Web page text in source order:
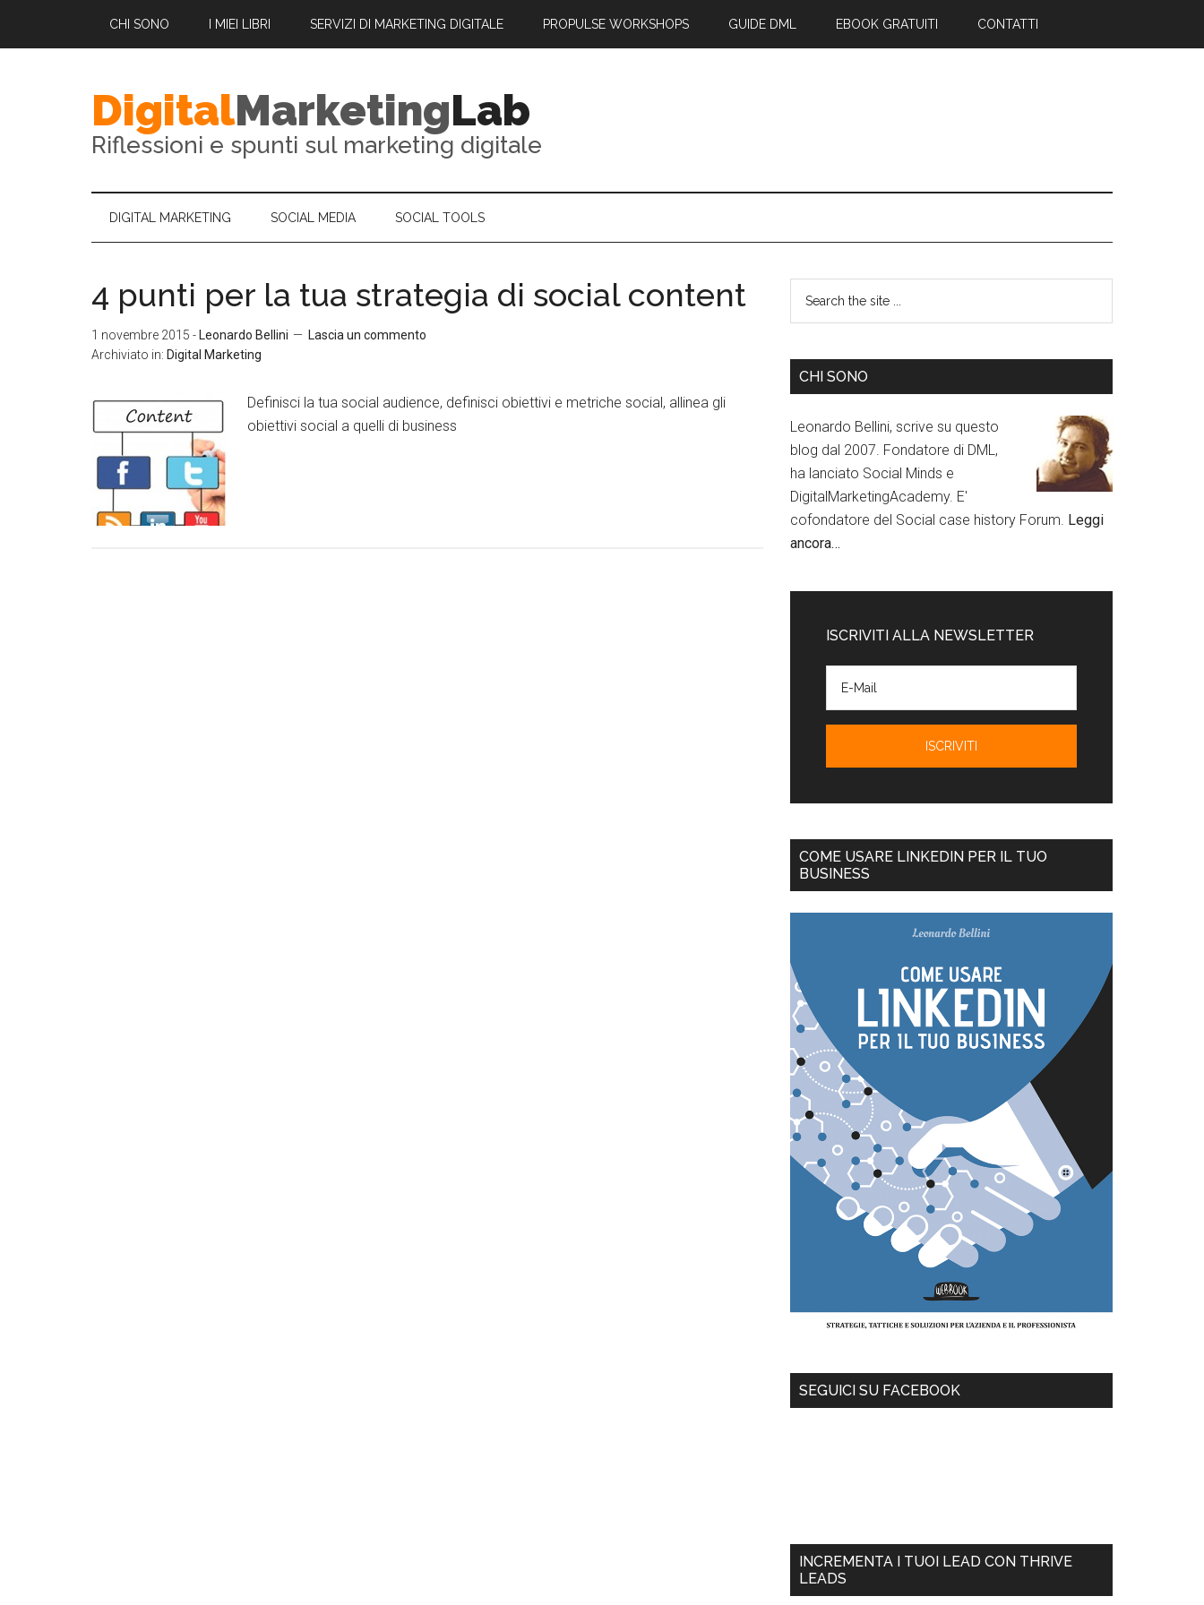
CHI SONO I MIEI LIBRI SERVIZI DI MARKETING DIGITALE PROPULSE WORKSHOPS GUIDE DML EBOOK GRATUITI CONTATTI
DigitalMarketingLab
Riflessioni e spunti sul marketing digitale
DIGITAL MARKETING SOCIAL MEDIA SOCIAL TOOLS
4 punti per la tua strategia di social content
1 novembre 2015 - Leonardo Bellini
Lascia un commento
Archiviato in: Digital Marketing
Definisci la tua social audience, definisci obiettivi e metriche social, allinea gli
obiettivi social a quelli di business
CHI SONO
Leonardo Bellini, scrive su questo
blog dal 2007. Fondatore di DML,
ha lanciato Social Minds e
DigitalMarketingAcademy. E'
cofondatore del Social case history Forum. Leggi
ancora…
ISCRIVITI ALLA NEWSLETTER
COME USARE LINKEDIN PER IL TUO
BUSINESS
SEGUICI SU FACEBOOK
INCREMENTA I TUOI LEAD CON THRIVE
LEADS